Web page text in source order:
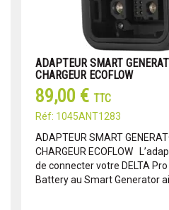
ADAPTEUR SMART
CHARGEUR ECOFLOW
89,00 € TTC
Réf: 1045ANT1283
ADAPTEUR SMART
CHARGEUR ECOFLOW
de connecter votre DELTA Pro
Battery au Smart Generator